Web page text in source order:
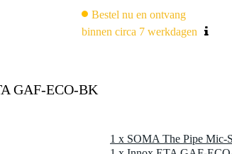
Bestel nu en ontvang
binnen circa 7 werkdagen
GAF-ECO-BK
1 x SOMA The Pipe Mic-